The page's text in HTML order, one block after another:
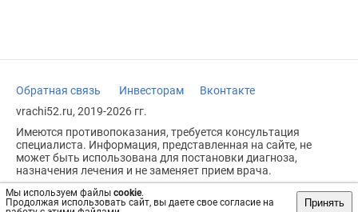
Мы используем файлы cookie.
Продолжая использовать сайт, вы даете свое согласие на
Принять
Обратная связь Инвесторам
Вконтакте
vrachi52.ru, 2019-2026 гг.
Имеются противопоказания, требуется консультация
специалиста. Информация, представленная на сайте, не
может быть использована для постановки диагноза,
назначения лечения и не заменяет прием врача.
Возрастное ограничение: 18+